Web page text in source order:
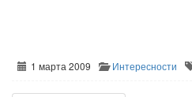
1 марта 2009 Интересности